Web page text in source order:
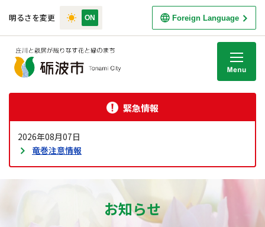
明るさを変更 Foreign Language
緊急情報
2026年08月07日
竜巻注意情報
お知らせ